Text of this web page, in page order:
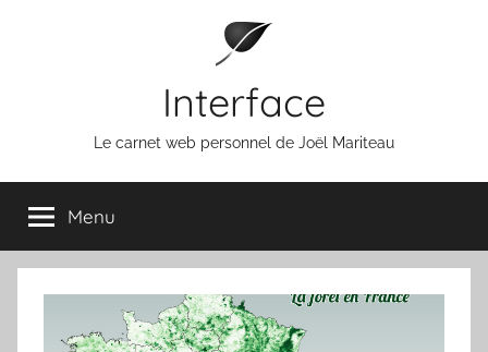
Interface
Le carnet web personnel de Joël Mariteau
Menu